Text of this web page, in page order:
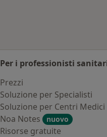
Per i professionisti
Prezzi
Soluzione per Specialisti
Soluzione per Centri Medici
Noa Notes
nuovo
Risorse gratuite